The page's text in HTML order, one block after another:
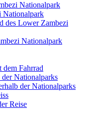
all rights reserved.
Afrika